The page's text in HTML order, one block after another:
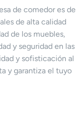
de comedor es de
de alta calidad
de los muebles,
y seguridad en las
y sofisticación al
y garantiza el tuyo